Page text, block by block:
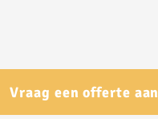
Vraag een offerte aan